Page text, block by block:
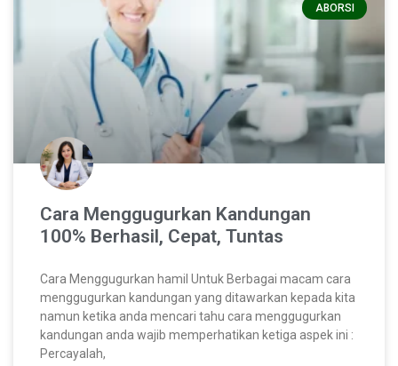
ABORSI
Cara Menggugurkan Kandungan
100% Berhasil, Cepat, Tuntas
Cara Menggugurkan hamil Untuk Berbagai macam cara
menggugurkan kandungan yang ditawarkan kepada kita
namun ketika anda mencari tahu cara menggugurkan
kandungan anda wajib memperhatikan ketiga aspek ini :
Percayalah,